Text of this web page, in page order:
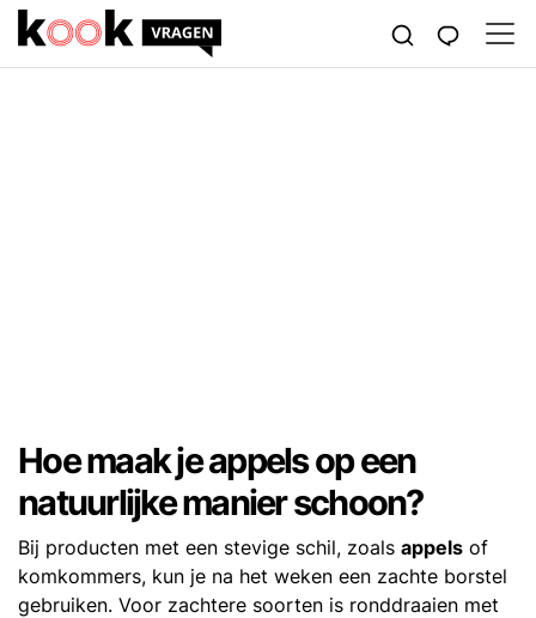
Hoe maak je appels op een
natuurlijke manier schoon?
Bij producten met een stevige schil, zoals appels of
komkommers, kun je na het weken een zachte borstel
gebruiken. Voor zachtere soorten is ronddraaien met